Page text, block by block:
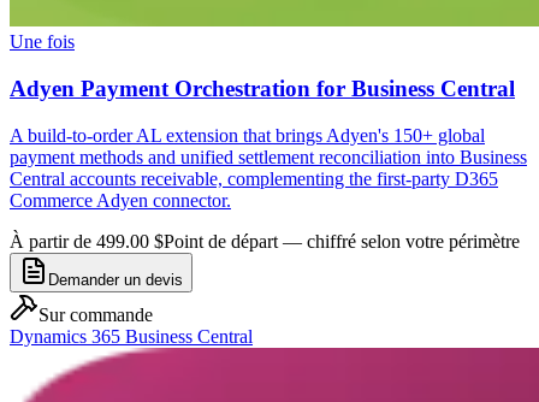
Une fois
Adyen Payment Orchestration for Business Central
A build-to-order AL extension that brings Adyen's 150+ global
payment methods and unified settlement reconciliation into Business
Central accounts receivable, complementing the first-party D365
Commerce Adyen connector.
À partir de 499.00 $Point de départ — chiffré selon votre périmètre
Demander un devis
Sur commande
Dynamics 365 Business Central